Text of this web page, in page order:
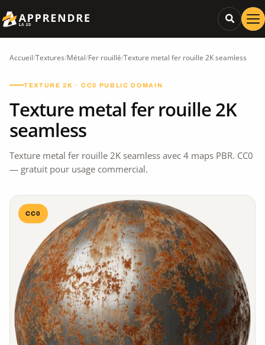
Accueil/Textures/Métal/Fer rouillé/Texture metal fer rouille 2K seamless
TEXTURE 2K · CC0 PUBLIC DOMAIN
Texture metal fer rouille 2K
seamless
Texture metal fer rouille 2K seamless avec 4 maps PBR. CC0
— gratuit pour usage commercial.
CC0